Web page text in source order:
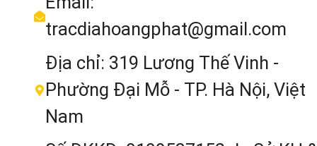
Độ chính xác
đo góc
2”
Sô đọc hiển
3 số (1”) 3 số (1”)
3 số
tracdiahoangphat@gmail.com
Địa chỉ: 319 Lương Thế Vinh -
Phường Đại Mỗ - TP. Hà Nội, Việt
Nam